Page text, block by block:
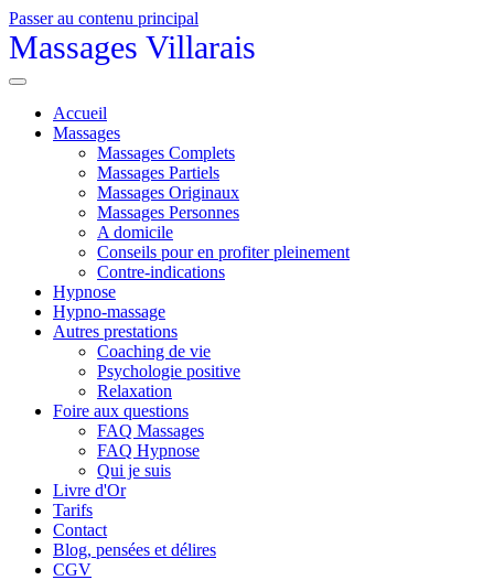
Passer au contenu principal
Massages Villarais
Accueil
Massages
Massages Complets
Massages Partiels
Massages Originaux
Massages Personnes
A domicile
Conseils pour en profiter pleinement
Contre-indications
Hypnose
Hypno-massage
Autres prestations
Coaching de vie
Psychologie positive
Relaxation
Foire aux questions
FAQ Massages
FAQ Hypnose
Qui je suis
Livre d'Or
Tarifs
Contact
Blog, pensées et délires
CGV